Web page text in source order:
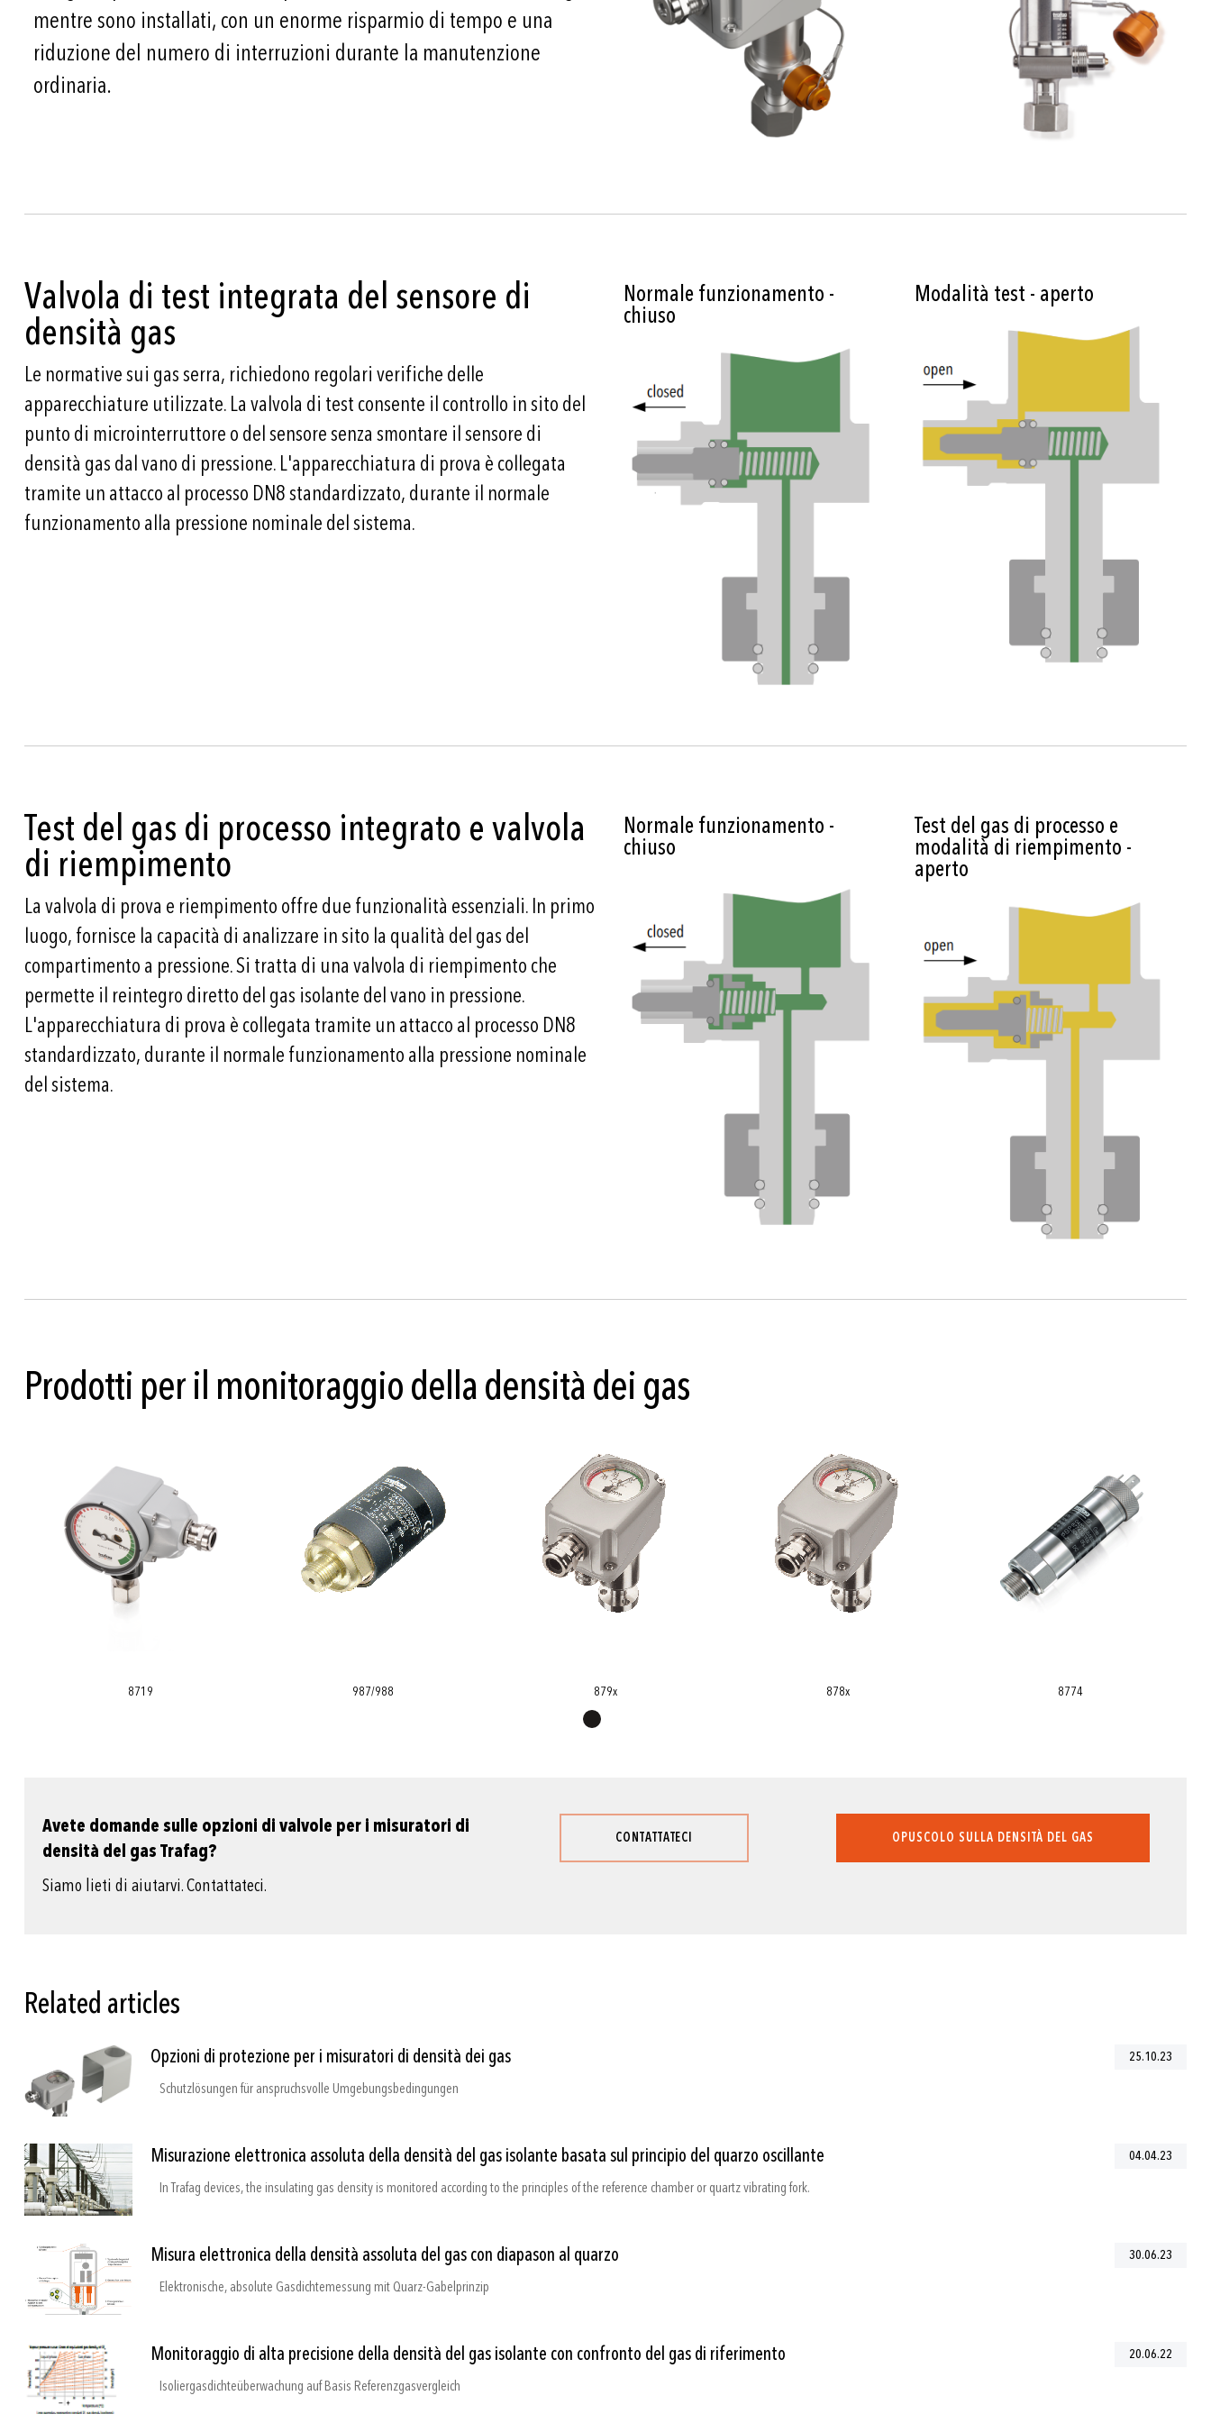
mentre sono installati, con un enorme risparmio di tempo e una
riduzione del numero di interruzioni durante la manutenzione
ordinaria.
Valvola di test integrata del sensore di
densità gas
Le normative sui gas serra, richiedono regolari verifiche delle
apparecchiature utilizzate. La valvola di test consente il controllo in sito del
punto di microinterruttore o del sensore senza smontare il sensore di
densità gas dal vano di pressione. L'apparecchiatura di prova è collegata
tramite un attacco al processo DN8 standardizzato, durante il normale
funzionamento alla pressione nominale del sistema.
Normale funzionamento -
chiuso
Modalità test - aperto
Test del gas di processo integrato e valvola
di riempimento
La valvola di prova e riempimento offre due funzionalità essenziali. In primo
luogo, fornisce la capacità di analizzare in sito la qualità del gas del
compartimento a pressione. Si tratta di una valvola di riempimento che
permette il reintegro diretto del gas isolante del vano in pressione.
L'apparecchiatura di prova è collegata tramite un attacco al processo DN8
standardizzato, durante il normale funzionamento alla pressione nominale
del sistema.
Normale funzionamento -
chiuso
Test del gas di processo e
modalità di riempimento -
aperto
Prodotti per il monitoraggio della densità dei gas
8719 987/988 879x 878x 8774
Avete domande sulle opzioni di valvole per i misuratori di
densità del gas Trafag?
Siamo lieti di aiutarvi. Contattateci.
CONTATTATECI OPUSCOLO SULLA DENSITÀ DEL GAS
Related articles
Opzioni di protezione per i misuratori di densità dei gas
Schutzlösungen für anspruchsvolle Umgebungsbedingungen
25.10.23
Misurazione elettronica assoluta della densità del gas isolante basata sul principio del quarzo oscillante
In Trafag devices, the insulating gas density is monitored according to the principles of the reference chamber or quartz vibrating fork.
04.04.23
Misura elettronica della densità assoluta del gas con diapason al quarzo
Elektronische, absolute Gasdichtemessung mit Quarz-Gabelprinzip
30.06.23
Monitoraggio di alta precisione della densità del gas isolante con confronto del gas di riferimento
Isoliergasdichteüberwachung auf Basis Referenzgasvergleich
20.06.22